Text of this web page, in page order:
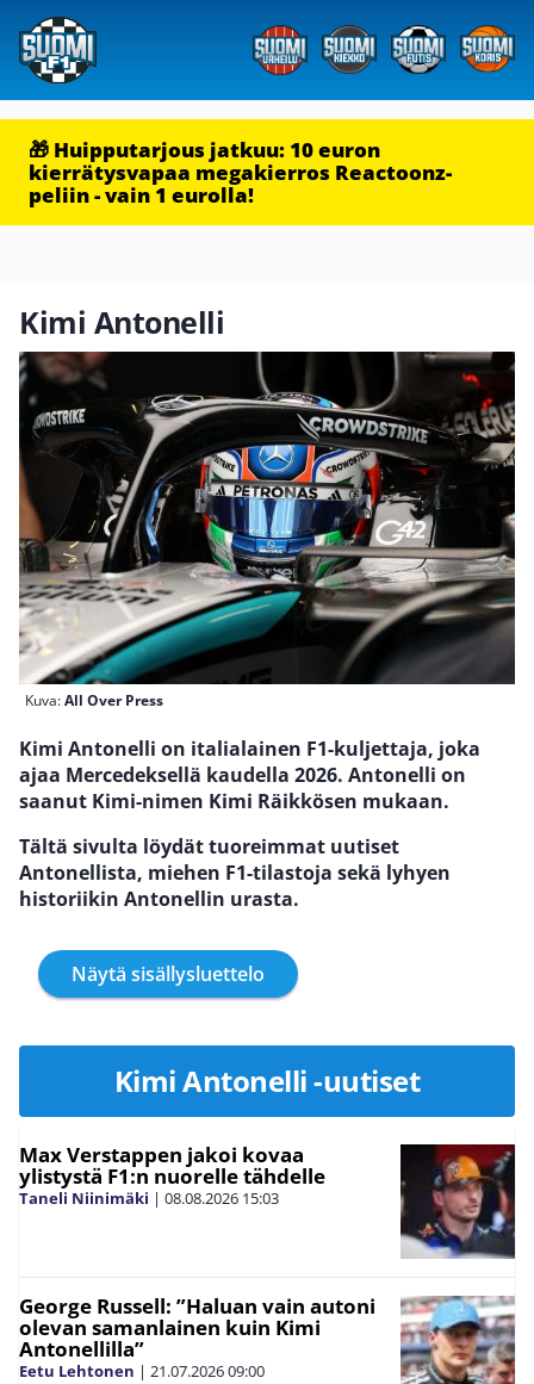
🎁 Huipputarjous jatkuu: 10 euron
kierrätysvapaa megakierros Reactoonz-
peliin - vain 1 eurolla!
Kimi Antonelli
Kuva:All Over Press
Kimi Antonelli on italialainen F1-kuljettaja, joka
ajaa Mercedeksellä kaudella 2026. Antonelli on
saanut Kimi-nimen Kimi Räikkösen mukaan.
Tältä sivulta löydät tuoreimmat uutiset
Antonellista, miehen F1-tilastoja sekä lyhyen
historiikin Antonellin urasta.
Näytä sisällysluettelo
Kimi Antonelli -uutiset
Max Verstappen jakoi kovaa
ylistystä F1:n nuorelle tähdelle
Taneli Niinimäki | 08.08.2026 15:03
George Russell: ”Haluan vain autoni
olevan samanlainen kuin Kimi
Antonellilla”
Eetu Lehtonen | 21.07.202609:00